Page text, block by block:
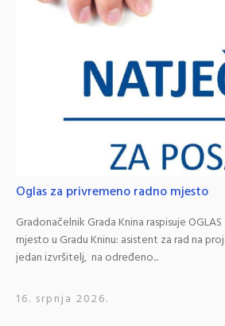
Oglas za privremeno radno mjesto
Gradonačelnik Grada Knina raspisuje
mjesto u Gradu Kninu: asistent za rad na
jedan izvršitelj, na određeno...
16. srpnja 2026.